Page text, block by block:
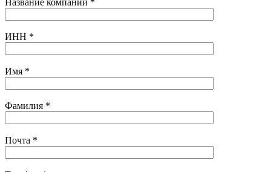
ИНН *
Имя *
Фамилия *
Почта *